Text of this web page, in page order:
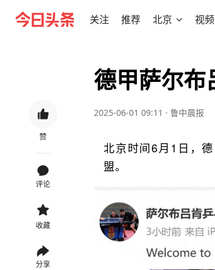
关注 推荐 北京 视频
赞
评论
收藏
分享
德甲萨尔布
2025-06-01 09:11 · 鲁中晨报
北京时间6月1日，
盟。